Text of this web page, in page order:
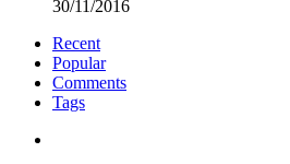
30/11/2016
Recent
Popular
Comments
Tags